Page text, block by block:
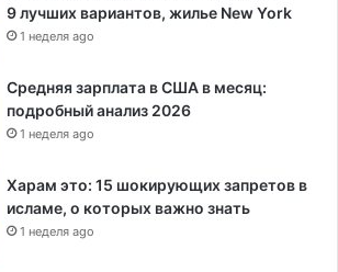
9 лучших вариантов, жилье New York
1 неделя ago
Средняя зарплата в США в месяц:
подробный анализ 2026
1 неделя ago
Харам это: 15 шокирующих запретов в
исламе, о которых важно знать
1 неделя ago